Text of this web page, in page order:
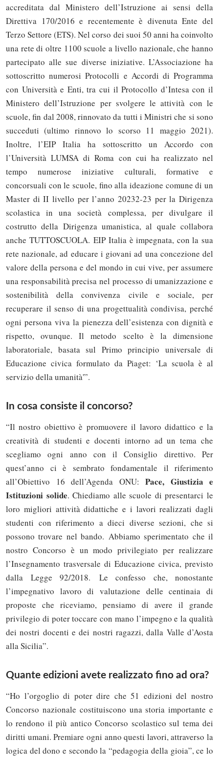
accreditata dal Ministero dell’Istruzione ai sensi della
Direttiva 170/2016 e recentemente è divenuta Ente del
Terzo Settore (ETS). Nel corso dei suoi 50 anni ha coinvolto
una rete di oltre 1100 scuole a livello nazionale, che hanno
partecipato alle sue diverse iniziative. L’Associazione ha
sottoscritto numerosi Protocolli e Accordi di Programma
con Università e Enti, tra cui il Protocollo d’Intesa con il
Ministero dell’Istruzione per svolgere le attività con le
scuole, fin dal 2008, rinnovato da tutti i Ministri che si sono
succeduti (ultimo rinnovo lo scorso 11 maggio 2021).
Inoltre, l’EIP Italia ha sottoscritto un Accordo con
l’Università LUMSA di Roma con cui ha realizzato nel
tempo numerose iniziative culturali, formative e
concorsuali con le scuole, fino alla ideazione comune di un
Master di II livello per l’anno 20232-23 per la Dirigenza
scolastica in una società complessa, per divulgare il
costrutto della Dirigenza umanistica, al quale collabora
anche TUTTOSCUOLA. EIP Italia è impegnata, con la sua
rete nazionale, ad educare i giovani ad una concezione del
valore della persona e del mondo in cui vive, per assumere
una responsabilità precisa nel processo di umanizzazione e
sostenibilità della convivenza civile e sociale, per
recuperare il senso di una progettualità condivisa, perché
ogni persona viva la pienezza dell’esistenza con dignità e
rispetto, ovunque. Il metodo scelto è la dimensione
laboratoriale, basata sul Primo principio universale di
Educazione civica formulato da Piaget: ‘La scuola è al
servizio della umanità'”.
In cosa consiste il concorso?
“Il nostro obiettivo è promuovere il lavoro didattico e la
creatività di studenti e docenti intorno ad un tema che
scegliamo ogni anno con il Consiglio direttivo. Per
quest’anno ci è sembrato fondamentale il riferimento
all’Obiettivo 16 dell’Agenda ONU: Pace, Giustizia e
Istituzioni solide. Chiediamo alle scuole di presentarci le
loro migliori attività didattiche e i lavori realizzati dagli
studenti con riferimento a dieci diverse sezioni, che si
possono trovare nel bando. Abbiamo sperimentato che il
nostro Concorso è un modo privilegiato per realizzare
l’Insegnamento trasversale di Educazione civica, previsto
dalla Legge 92/2018. Le confesso che, nonostante
l’impegnativo lavoro di valutazione delle centinaia di
proposte che riceviamo, pensiamo di avere il grande
privilegio di poter toccare con mano l’impegno e la qualità
dei nostri docenti e dei nostri ragazzi, dalla Valle d’Aosta
alla Sicilia”.
Quante edizioni avete realizzato fino ad ora?
“Ho l’orgoglio di poter dire che 51 edizioni del nostro
Concorso nazionale costituiscono una storia importante e
lo rendono il più antico Concorso scolastico sul tema dei
diritti umani. Premiare ogni anno questi lavori, attraverso la
logica del dono e secondo la “pedagogia della gioia”, ce lo